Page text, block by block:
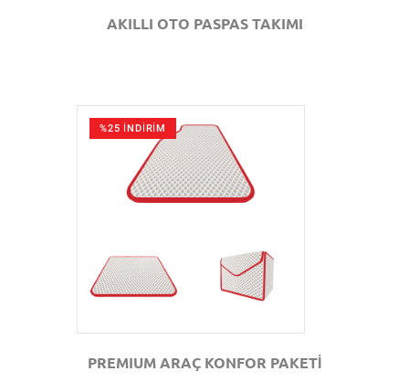
AKILLI OTO PASPAS TAKIMI
%25 İNDİRİM
PREMIUM ARAÇ KONFOR PAKETİ